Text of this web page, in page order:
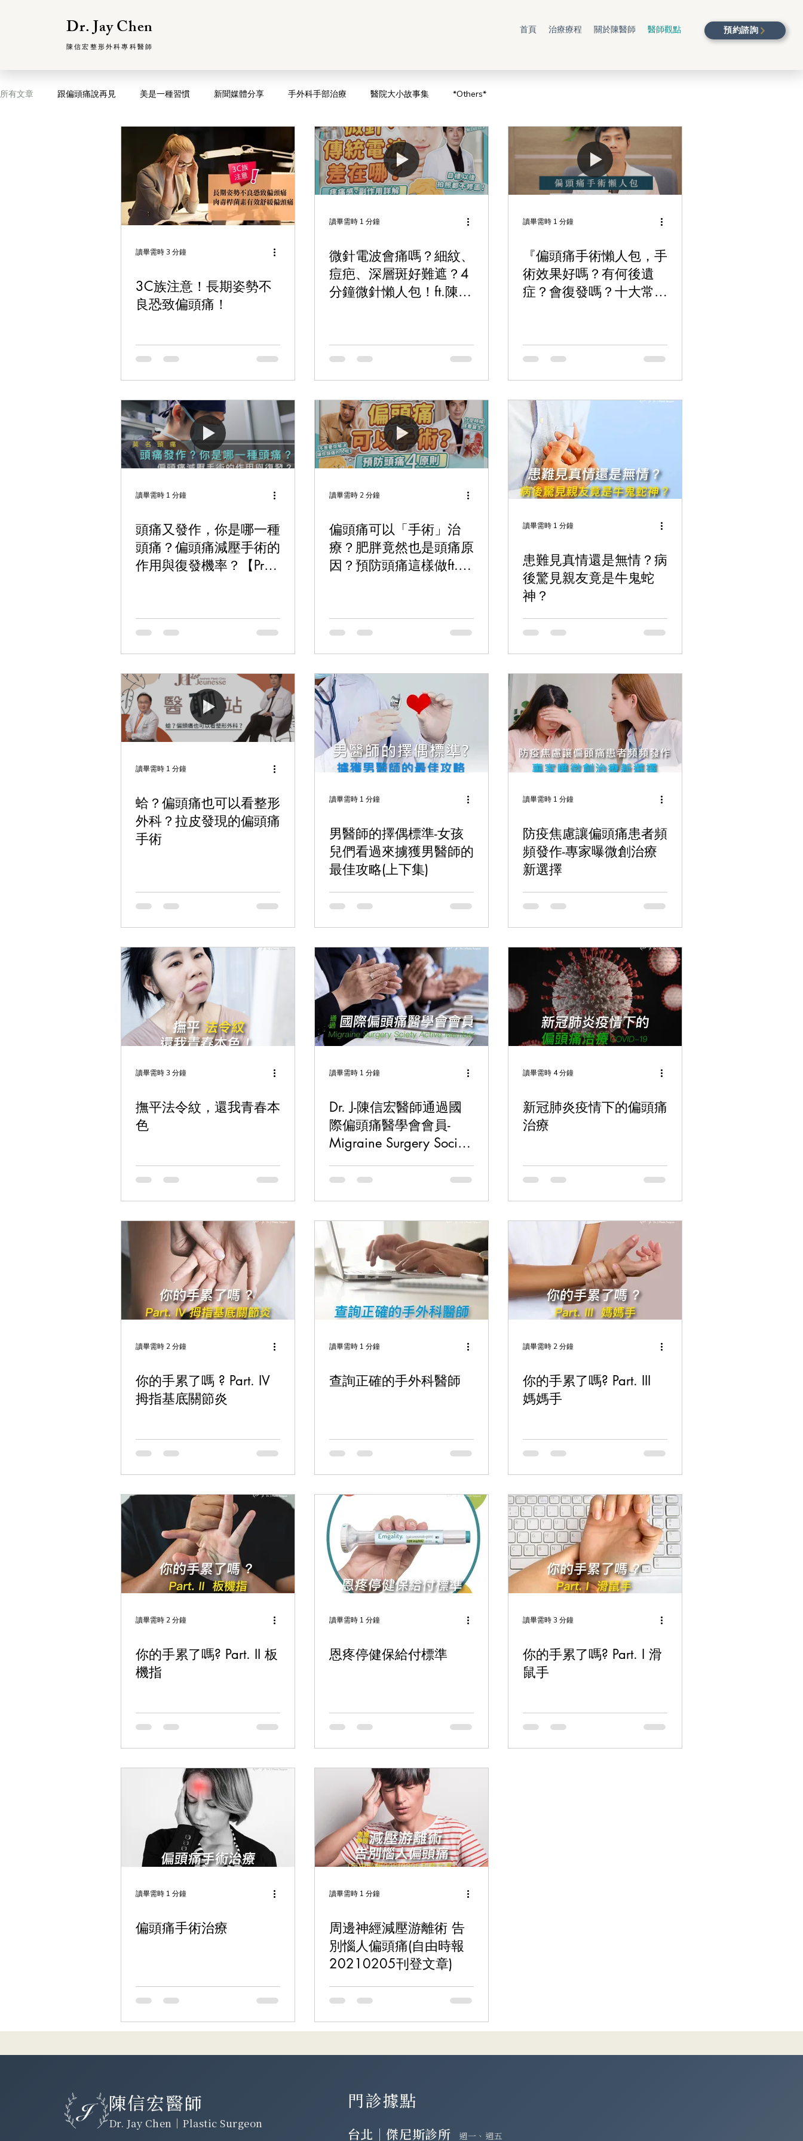
Dr. Jay Chen
陳信宏整形外科專科醫師
首頁 治療療程 關於陳醫師 醫師觀點 預約諮詢
所有文章 跟偏頭痛說再見 美是一種習慣 新聞媒體分享 手外科手部治療 醫院大小故事集 *Others*
讀畢需時 3 分鐘
3C族注意！長期姿勢不
良恐致偏頭痛！
讀畢需時 1 分鐘
微針電波會痛嗎？細紋、
痘疤、深層斑好難遮？4
分鐘微針懶人包！ft.陳信
讀畢需時 1 分鐘
『偏頭痛手術懶人包，手
術效果好嗎？有何後遺
症？會復發嗎？十大常見
讀畢需時 1 分鐘
頭痛又發作，你是哪一種
頭痛？偏頭痛減壓手術的
作用與復發機率？【Pro
讀畢需時 2 分鐘
偏頭痛可以「手術」治
療？肥胖竟然也是頭痛原
因？預防頭痛這樣做ft.陳
讀畢需時 1 分鐘
患難見真情還是無情？病
後驚見親友竟是牛鬼蛇
神？
讀畢需時 1 分鐘
蛤？偏頭痛也可以看整形
外科？拉皮發現的偏頭痛
手術
讀畢需時 1 分鐘
男醫師的擇偶標準-女孩
兒們看過來擄獲男醫師的
最佳攻略(上下集)
讀畢需時 1 分鐘
防疫焦慮讓偏頭痛患者頻
頻發作-專家曝微創治療
新選擇
讀畢需時 3 分鐘
撫平法令紋，還我青春本
色
讀畢需時 1 分鐘
Dr. J-陳信宏醫師通過國
際偏頭痛醫學會會員-
Migraine Surgery Society
讀畢需時 4 分鐘
新冠肺炎疫情下的偏頭痛
治療
讀畢需時 2 分鐘
你的手累了嗎 ? Part. IV
拇指基底關節炎
讀畢需時 1 分鐘
查詢正確的手外科醫師
讀畢需時 2 分鐘
你的手累了嗎? Part. III
媽媽手
讀畢需時 2 分鐘
你的手累了嗎? Part. II 板
機指
讀畢需時 1 分鐘
恩疼停健保給付標準
讀畢需時 3 分鐘
你的手累了嗎? Part. I 滑
鼠手
讀畢需時 1 分鐘
偏頭痛手術治療
讀畢需時 1 分鐘
周邊神經減壓游離術 告
別惱人偏頭痛(自由時報
20210205刊登文章)
陳信宏醫師
Dr. Jay Chen｜Plastic Surgeon
門診據點
台北｜傑尼斯診所 週一、週五